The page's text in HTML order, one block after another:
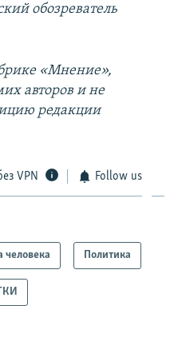
обозреватель
«Мнение»,
авторов и не
редакции
VPN Follow us
человека Политика